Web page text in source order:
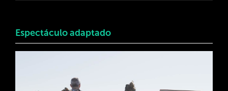
Espectáculo adaptado